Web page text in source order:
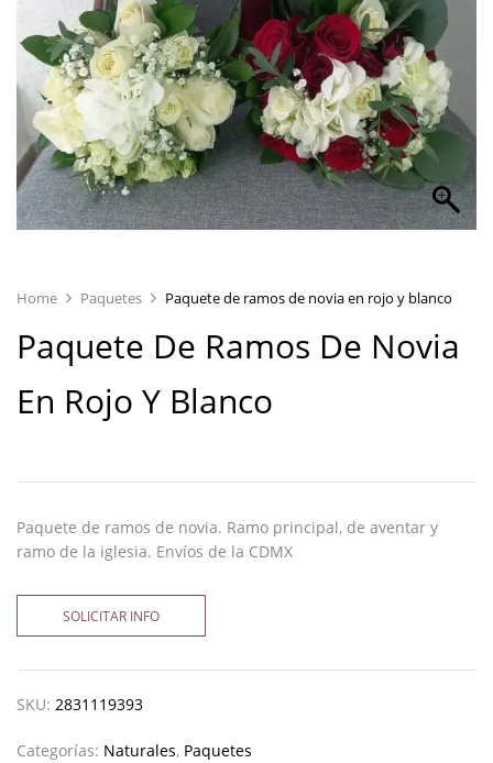
Home Paquetes Paquete de ramos de novia en rojo y blanco
Paquete De Ramos De Novia
En Rojo Y Blanco
Paquete de ramos de novia. Ramo principal, de aventar y
ramo de la iglesia. Envíos de la CDMX
SOLICITAR INFO
SKU: 2831119393
Categorías: Naturales, Paquetes